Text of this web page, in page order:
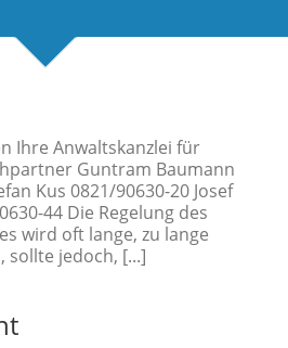
Ihre Anwaltskanzlei für
Guntram Baumann
Kus 0821/90630-20 Josef
44 Die Regelung des
wird oft lange, zu lange
sollte jedoch, [...]